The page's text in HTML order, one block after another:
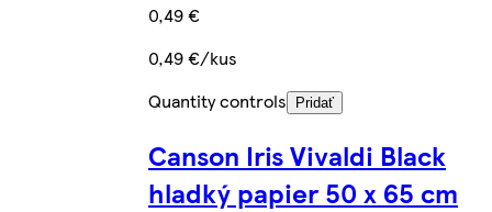
0,49 €
0,49 €/kus
Quantity controls
Pridať
Canson Iris Vivaldi Black
hladký papier 50 x 65 cm